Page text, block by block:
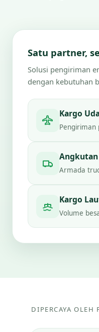
Satu partner,
Solusi pengiriman
dengan kebutuhan
Kargo
Armada
Kargo
Volume
DIPERCAYA OLEH